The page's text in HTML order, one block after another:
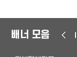
배너 모음